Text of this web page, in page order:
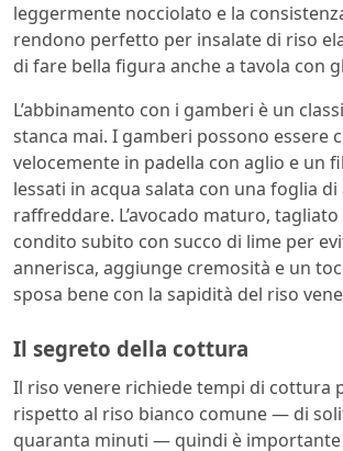
leggermente nocciolato e la
rendono perfetto per insalate di riso
di fare bella figura anche a tavola con
L’abbinamento con i gamberi è un
stanca mai. I gamberi possono essere
velocemente in padella con aglio e un
lessati in acqua salata con una foglia
raffreddare. L’avocado maturo,
condito subito con succo di lime per
annerisca, aggiunge cremosità e un
sposa bene con la sapidità del riso
Il segreto della cottura
Il riso venere richiede tempi di cottura
rispetto al riso bianco comune — di
quaranta minuti — quindi è importante